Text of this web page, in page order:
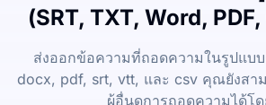
(SRT, TXT, Word,
ส่งออกข้อความที่ถอดความในรูปแบบ
docx, pdf, srt, vtt, และ csv คุณยังสา
ผู้อื่นดูการถอดความได้โด